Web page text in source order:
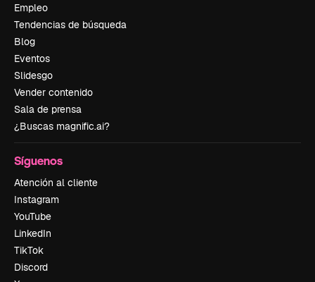
Empleo
Tendencias de búsqueda
Blog
Eventos
Slidesgo
Vender contenido
Sala de prensa
¿Buscas magnific.ai?
Síguenos
Atención al cliente
Instagram
YouTube
LinkedIn
TikTok
Discord